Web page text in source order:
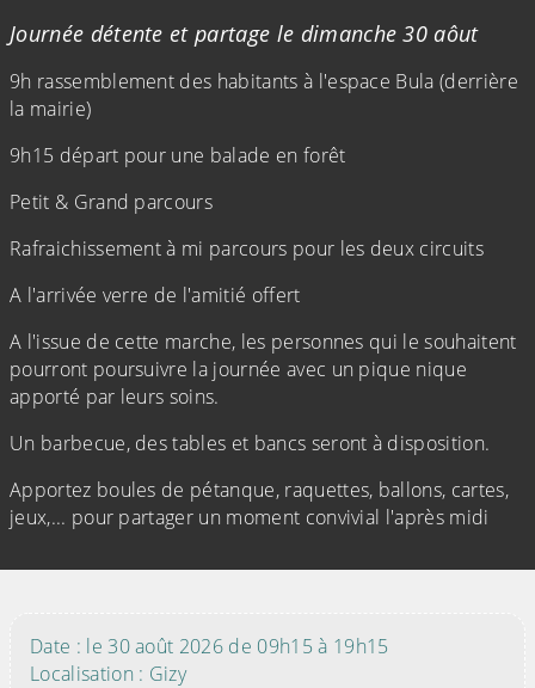
Journée détente et partage le dimanche 30 aôut
9h rassemblement des habitants à l'espace Bula (derrière
la mairie)
9h15 départ pour une balade en forêt
Petit & Grand parcours
Rafraichissement à mi parcours pour les deux circuits
A l'arrivée verre de l'amitié offert
A l'issue de cette marche, les personnes qui le souhaitent
pourront poursuivre la journée avec un pique nique
apporté par leurs soins.
Un barbecue, des tables et bancs seront à disposition.
Apportez boules de pétanque, raquettes, ballons, cartes,
jeux,... pour partager un moment convivial l'après midi
Date : le 30 août 2026 de 09h15 à 19h15
Localisation : Gizy